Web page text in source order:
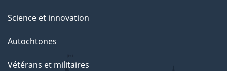
Science et innovation
Autochtones
Vétérans et militaires